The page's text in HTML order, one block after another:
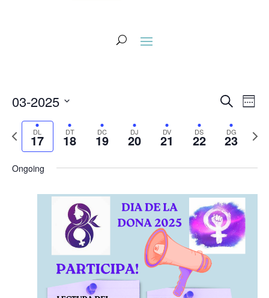
cerca
Cerca
de
Week
03-2025
Select
date.
Previous
week
DL
17 DT
18 DC
19 DJ
20 DV
21 DS
22 DG
23
Next
Ongoing